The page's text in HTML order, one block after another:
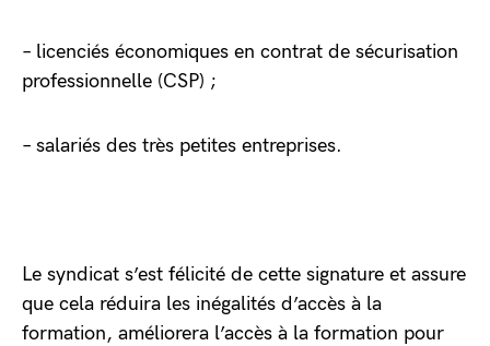
– licenciés économiques en contrat de sécurisation
professionnelle (CSP) ;
– salariés des très petites entreprises.
Le syndicat s’est félicité de cette signature et assure
que cela réduira les inégalités d’accès à la
formation, améliorera l’accès à la formation pour